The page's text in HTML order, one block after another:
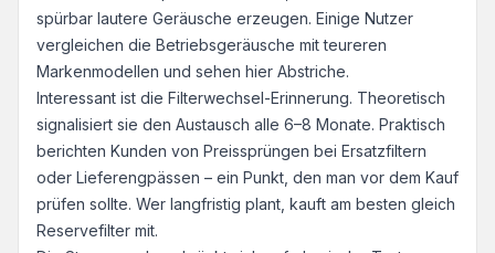
spürbar lautere Geräusche erzeugen. Einige Nutzer
vergleichen die Betriebsgeräusche mit teureren
Markenmodellen und sehen hier Abstriche.
Interessant ist die Filterwechsel-Erinnerung. Theoretisch
signalisiert sie den Austausch alle 6–8 Monate. Praktisch
berichten Kunden von Preissprüngen bei Ersatzfiltern
oder Lieferengpässen – ein Punkt, den man vor dem Kauf
prüfen sollte. Wer langfristig plant, kauft am besten gleich
Reservefilter mit.